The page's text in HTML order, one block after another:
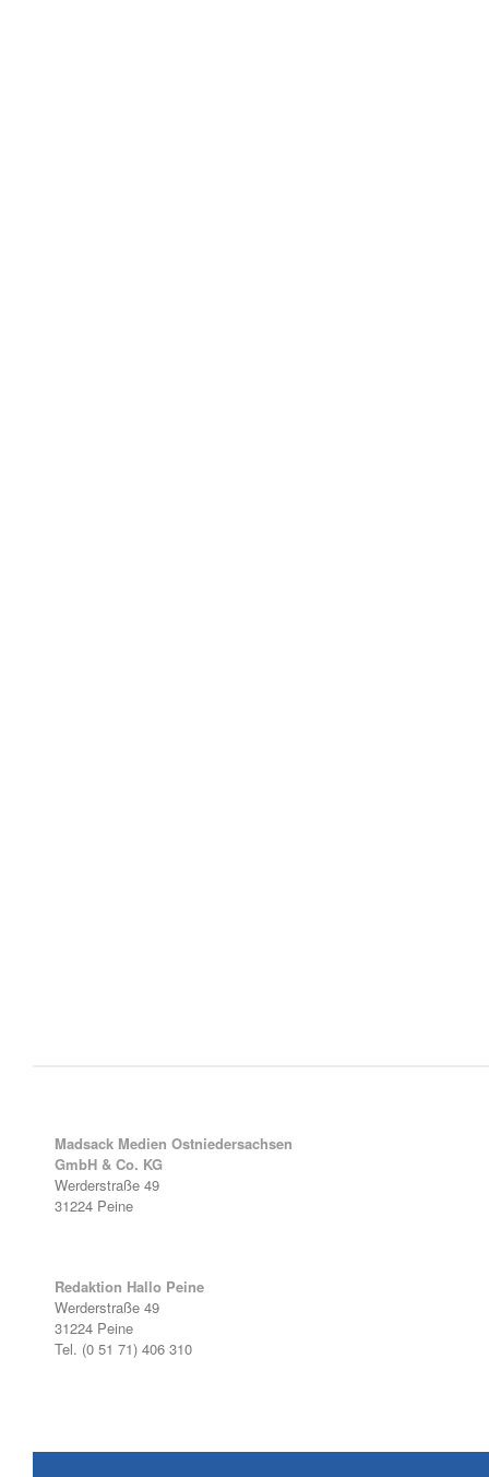
Madsack Medien Ostniedersachsen
GmbH & Co. KG
Werderstraße 49
31224 Peine
Redaktion Hallo Peine
Werderstraße 49
31224 Peine
Tel. (0 51 71) 406 310